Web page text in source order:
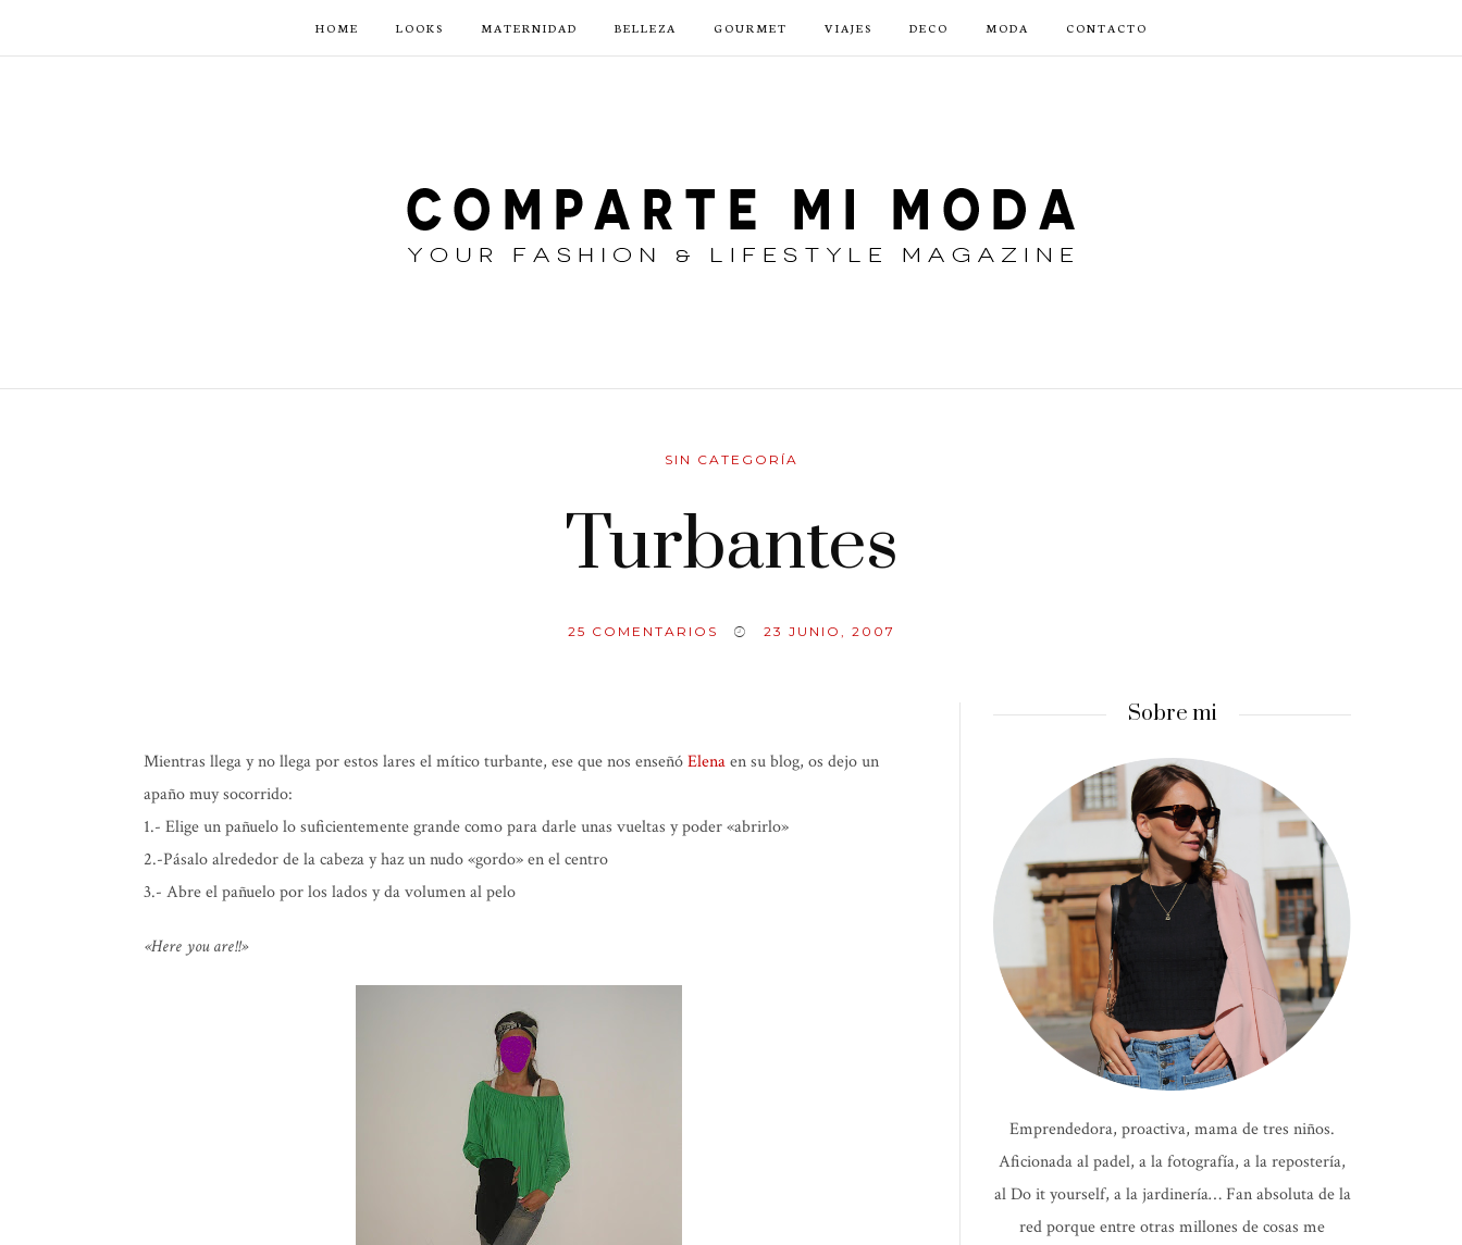
HOME LOOKS MATERNIDAD BELLEZA GOURMET VIAJES DECO MODA CONTACTO
SIN CATEGORÍA
Turbantes
25 COMENTARIOS 23 JUNIO, 2007
Mientras llega y no llega por estos lares el mítico turbante, ese que nos enseñóElenaen su blog, os dejo un
apaño muy socorrido:
1.- Elige un pañuelo lo suficientemente grande como para darle unas vueltas y poder «abrirlo»
2.-Pásalo alrededor de la cabeza y haz un nudo «gordo» en el centro
3.- Abre el pañuelo por los lados y da volumen al pelo
«Here you are!!»
Sobre mi
Emprendedora, proactiva, mama de tres niños.
Aficionada al padel, a la fotografía, a la repostería,
al Do it yourself, a la jardinería… Fan absoluta de la
red porque entre otras millones de cosas me